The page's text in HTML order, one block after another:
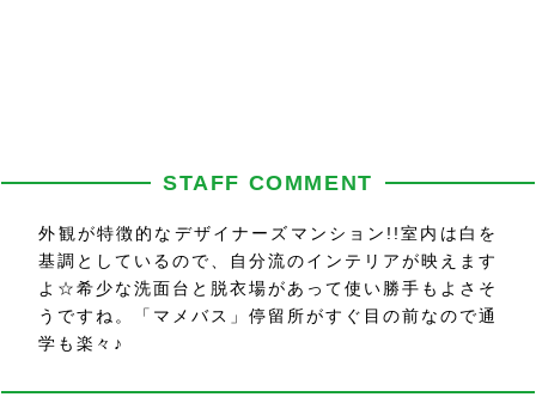
STAFF COMMENT
外観が特徴的なデザイナーズマンション!!室内は白を
基調としているので、自分流のインテリアが映えます
よ☆希少な洗面台と脱衣場があって使い勝手もよさそ
うですね。「マメバス」停留所がすぐ目の前なので通
学も楽々♪